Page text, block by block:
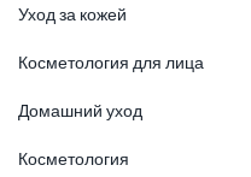
Уход за кожей
Косметология для лица
Домашний уход
Косметология